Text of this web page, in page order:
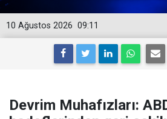
09:11
10 Ağustos 2026
Devrim Muhafızları: